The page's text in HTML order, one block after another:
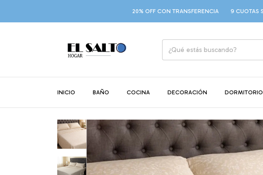
20% OFF CON TRANSFERENCIA 9 CUOTAS SIN INTERÉS
INICIO BAÑO COCINA DECORACIÓN DORMITORIO